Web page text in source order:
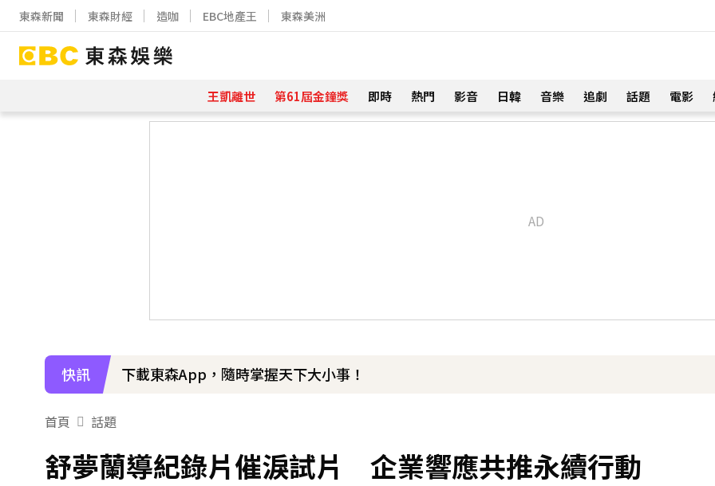
東森新聞 東森財經 造咖 EBC地產王 東森美洲
王凱離世 第61屆金鐘獎 即時 熱門 影音 日韓 音樂 追劇 話題 電影
快訊 下載東森App，隨時掌握天下大小事！
首頁 話題
舒夢蘭導紀錄片催淚試片 企業響應共推永續行動